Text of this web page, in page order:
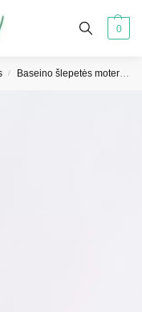
0
/ Baseino šlepetės moterims